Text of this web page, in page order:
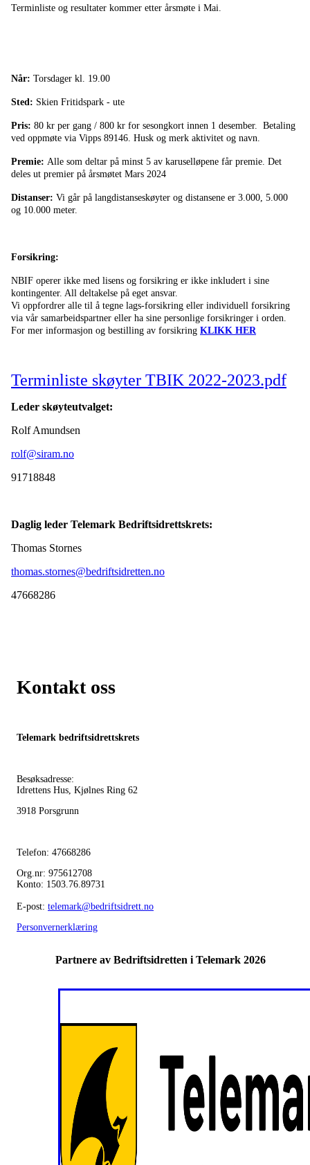
Terminliste og resultater kommer etter årsmøte i Mai.
Når: Torsdager kl. 19.00
Sted: Skien Fritidspark - ute
Pris: 80 kr per gang / 800 kr for sesongkort innen 1 desember. Betaling
ved oppmøte via Vipps 89146. Husk og merk aktivitet og navn.
Premie: Alle som deltar på minst 5 av karuselløpene får premie. Det
deles ut premier på årsmøtet Mars 2024
Distanser: Vi går på langdistanseskøyter og distansene er 3.000, 5.000
og 10.000 meter.
Forsikring:
NBIF operer ikke med lisens og forsikring er ikke inkludert i sine
kontingenter. All deltakelse på eget ansvar.
Vi oppfordrer alle til å tegne lags-forsikring eller individuell forsikring
via vår samarbeidspartner eller ha sine personlige forsikringer i orden.
For mer informasjon og bestilling av forsikring KLIKK HER
Terminliste skøyter TBIK 2022-2023.pdf
Leder skøyteutvalget:
Rolf Amundsen
rolf@siram.no
91718848
Daglig leder Telemark Bedriftsidrettskrets:
Thomas Stornes
thomas.stornes@bedriftsidretten.no
47668286
Kontakt oss
Telemark bedriftsidrettskrets
Besøksadresse:
Idrettens Hus, Kjølnes Ring 62
3918 Porsgrunn
Telefon: 47668286
Org.nr: 975612708
Konto: 1503.76.89731
E-post: telemark@bedriftsidrett.no
Personvernerklæring
Partnere av Bedriftsidretten i Telemark 2026